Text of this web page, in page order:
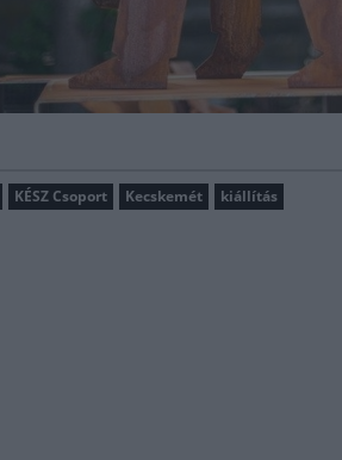
KÉSZ Csoport Kecskemét kiállítás